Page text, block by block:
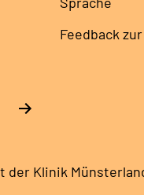
Feedback
Klinik